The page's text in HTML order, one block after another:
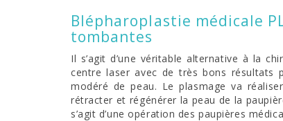
Blépharoplastie médicale
tombantes
Il s’agit d’une véritable alternative à la
centre laser avec de très bons résultats
modéré de peau. Le plasmage va
rétracter et régénérer la peau de la
s’agit d’une opération des paupières